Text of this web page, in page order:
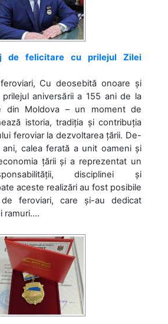
de felicitare cu prilejul Zilei
Cu deosebită onoare și
aniversării a 155 ani de la
din Moldova – un moment de
istoria, tradiția și contribuția
feroviar la dezvoltarea țării. De-
calea ferată a unit oameni și
țării și a reprezentat un
disciplinei și
aceste realizări au fost posibile
feroviari, care și-au dedicat
ramuri....